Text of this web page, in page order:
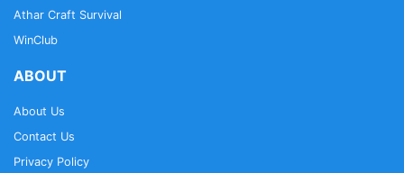
Wir gehen alle Kommentare durch und beantworten
auch eure Fragen.
Euer Wetter.net Team👍👍🎆🤯🙍‍♂️✔️☑️✅🌨☁️⛅️
Athar Craft Survival
WinClub
ABOUT
About Us
Contact Us
Privacy Policy